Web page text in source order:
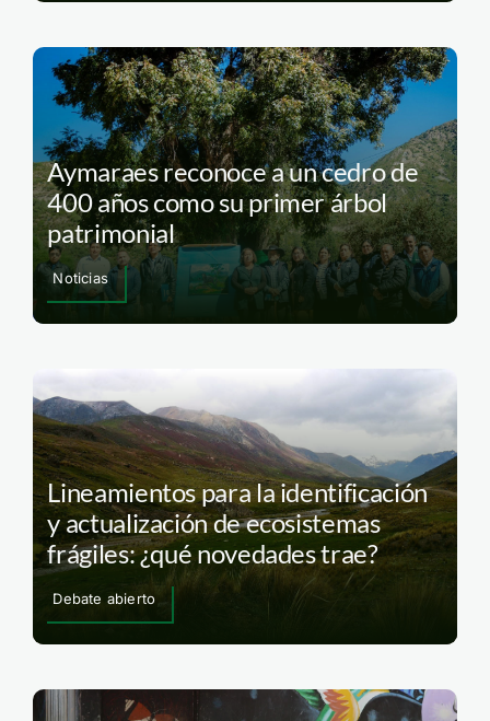
Aymaraes reconoce a un cedro de
400 años como su primer árbol
patrimonial
Noticias
Lineamientos para la identificación
y actualización de ecosistemas
frágiles: ¿qué novedades trae?
Debate abierto